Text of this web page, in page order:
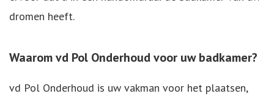
dromen heeft.
Waarom vd Pol Onderhoud voor uw badkamer?
vd Pol Onderhoud is uw vakman voor het plaatsen,